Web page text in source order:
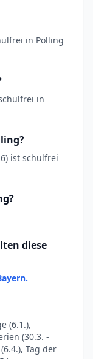
in Polling
in
ist schulfrei
diese
(6.1.),
(30.3. -
Tag der